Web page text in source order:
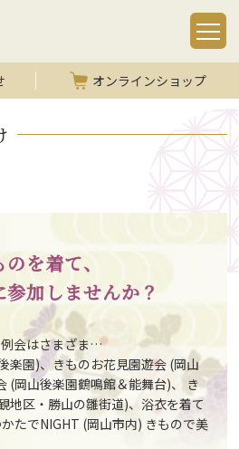
オンラインショップ
のを着て、
加しませんか？
例会はさまざま…
楽園)、きものお花見園遊会 (岡山
(岡山後楽園鶴鳴館＆能舞台)、 き
地区・勝山の雛街道)、浴衣を着て
たでNIGHT (岡山市内) きもので美